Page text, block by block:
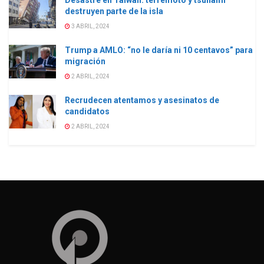
destruyen parte de la isla
3 ABRIL, 2024
Trump a AMLO: “no le daría ni 10 centavos” para
migración
2 ABRIL, 2024
Recrudecen atentamos y asesinatos de
candidatos
2 ABRIL, 2024